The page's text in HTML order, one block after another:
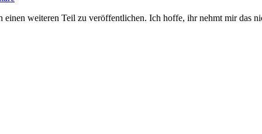
einen weiteren Teil zu veröffentlichen. Ich hoffe, ihr nehmt mir das